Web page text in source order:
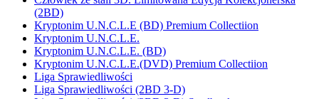
(2BD)
Kryptonim U.N.C.L.E (BD) Premium Collectiion
Kryptonim U.N.C.L.E.
Kryptonim U.N.C.L.E. (BD)
Kryptonim U.N.C.L.E.(DVD) Premium Collectiion
Liga Sprawiedliwości
Liga Sprawiedliwości (2BD 3-D)